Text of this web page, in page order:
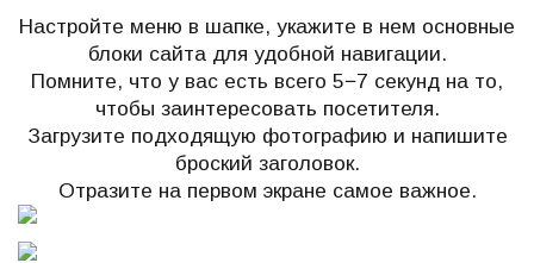
Настройте меню в шапке, укажите в нем основные
блоки сайта для удобной навигации.
Помните, что у вас есть всего 5−7 секунд на то,
чтобы заинтересовать посетителя.
Загрузите подходящую фотографию и напишите
броский заголовок.
Отразите на первом экране самое важное.